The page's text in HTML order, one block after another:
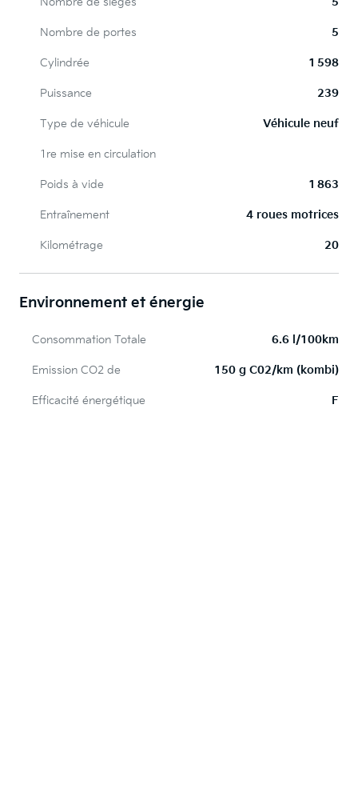
Nombre de portes 5
Cylindrée 1 598
Puissance 239
Type de véhicule Véhicule neuf
1re mise en circulation
Poids à vide 1 863
Entraînement 4 roues motrices
Kilométrage 20
Environnement et énergie
Consommation Totale 6.6 l/100km
Emission CO2 de 150 g C02/km (kombi)
Efficacité énergétique F